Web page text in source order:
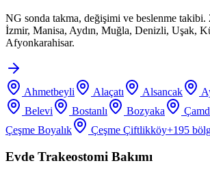
NG sonda takma, değişimi ve beslenme
İzmir, Manisa, Aydın, Muğla, Denizli, Uşak,
Afyonkarahisar.
Ahmetbeyli Alaçatı Alsancak
Belevi
Bostanlı Bozyaka
Çeşme Boyalık
Çeşme Çiftlikköy+195
Evde Trakeostomi Bakımı